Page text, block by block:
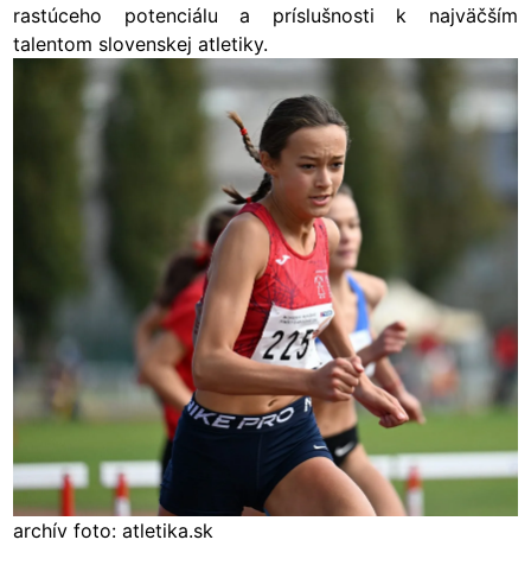
rastúceho potenciálu a príslušnosti k najväčším
talentom slovenskej atletiky.
archív foto: atletika.sk